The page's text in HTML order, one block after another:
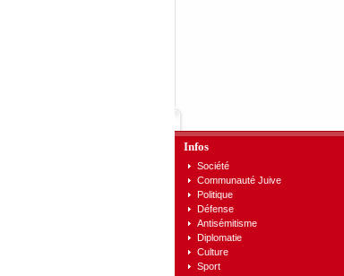
Infos
Société
Communauté Juive
Politique
Défense
Antisémitisme
Diplomatie
Culture
Sport